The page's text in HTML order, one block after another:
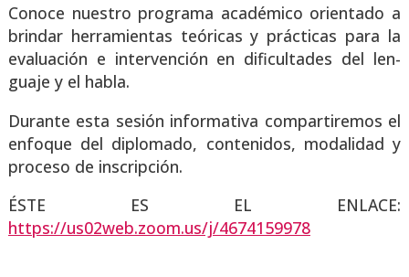
Cono­ce nues­tro pro­gra­ma aca­dé­mi­co orien­ta­do a
brin­dar herra­mien­tas teó­ri­cas y prác­ti­cas para la
eva­lua­ción e inter­ven­ción en difi­cul­ta­des del len­
gua­je y el habla.
Duran­te esta sesión infor­ma­ti­va com­par­ti­re­mos el
enfo­que del diplo­ma­do, con­te­ni­dos, moda­li­dad y
pro­ce­so de ins­crip­ción.
ÉSTE ES EL ENLACE:
https://us02web.zoom.us/j/4674159978